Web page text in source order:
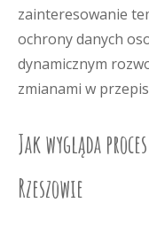
zainteresowanie
ochrony danych
dynamicznym
zmianami w
Jak wygląda
Rzeszowie